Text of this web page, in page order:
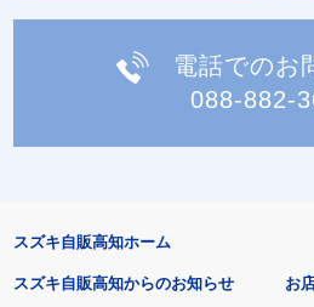
電話でのお
088-882-
スズキ自販高知ホーム
スズキ自販高知からのお知らせ お